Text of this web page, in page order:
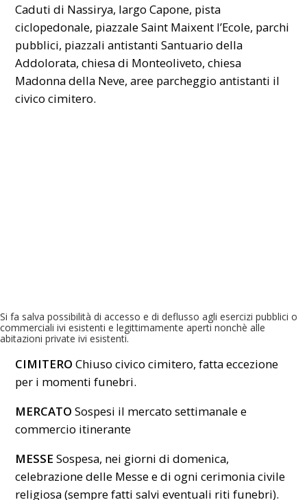
Caduti di Nassirya, largo Capone, pista
ciclopedonale, piazzale Saint Maixent l’Ecole, parchi
pubblici, piazzali antistanti Santuario della
Addolorata, chiesa di Monteoliveto, chiesa
Madonna della Neve, aree parcheggio antistanti il
civico cimitero.
Si fa salva possibilità di accesso e di deflusso agli esercizi pubblici o
commerciali ivi esistenti e legittimamente aperti nonchè alle
abitazioni private ivi esistenti.
CIMITEROChiuso civico cimitero, fatta eccezione
per i momenti funebri.
MERCATOSospesi il mercato settimanale e
commercio itinerante
MESSESospesa, nei giorni di domenica,
celebrazione delle Messe e di ogni cerimonia civile
religiosa (sempre fatti salvi eventuali riti funebri).